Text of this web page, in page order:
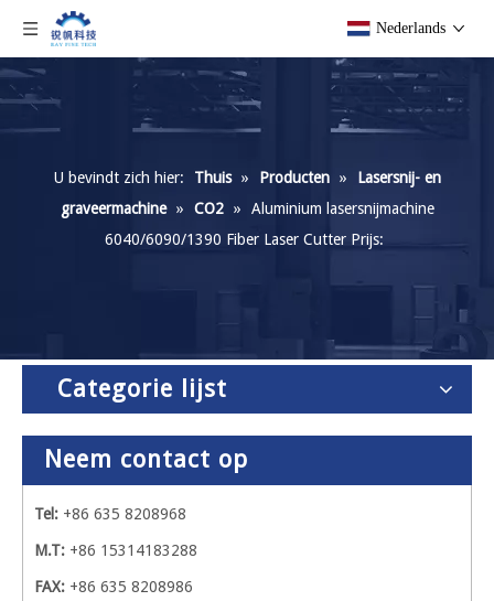
Nederlands
U bevindt zich hier: Thuis » Producten »
Lasersnij- en
graveermachine » CO2 »
Aluminium lasersnijmachine
6040/6090/1390 Fiber Laser Cutter Prijs:
Categorie lijst
Neem contact op
Tel: +86 635 8208968
M.T: +86 15314183288
FAX: +86 635 8208986